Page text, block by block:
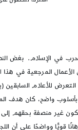
الإسلام. بغض النظر
المرجعية في هذا
واضح، كان هدف
تكون غير منصفة
قويًّا وواضحًا على أن